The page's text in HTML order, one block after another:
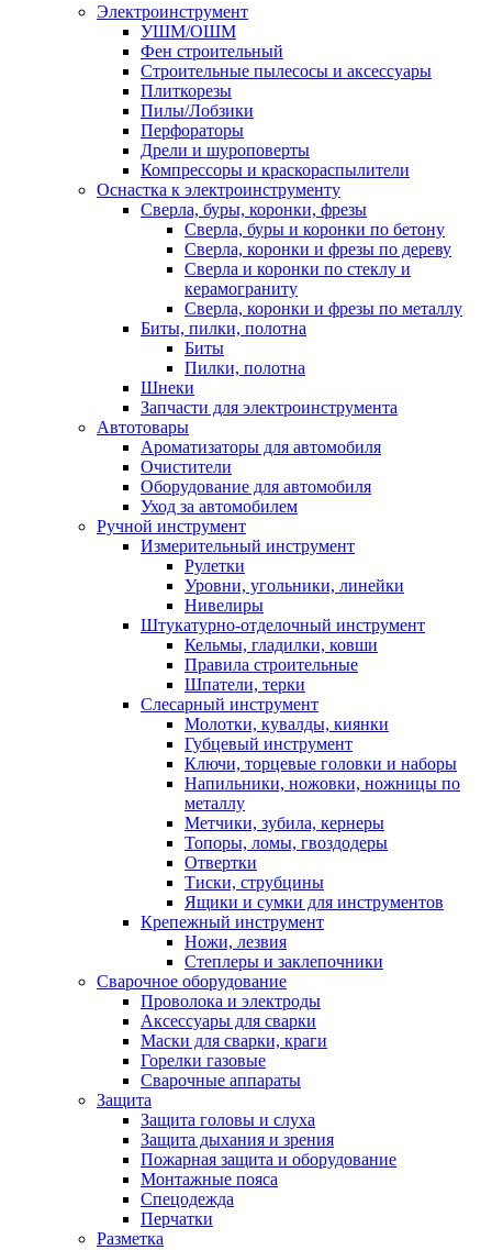
Электроинструмент
УШМ/ОШМ
Фен строительный
Строительные пылесосы и аксессуары
Плиткорезы
Пилы/Лобзики
Перфораторы
Дрели и шуроповерты
Компрессоры и краскораспылители
Оснастка к электроинструменту
Сверла, буры, коронки, фрезы
Сверла, буры и коронки по бетону
Сверла, коронки и фрезы по дереву
Сверла и коронки по стеклу и
керамограниту
Сверла, коронки и фрезы по металлу
Биты, пилки, полотна
Биты
Пилки, полотна
Шнеки
Запчасти для электроинструмента
Автотовары
Ароматизаторы для автомобиля
Очистители
Оборудование для автомобиля
Уход за автомобилем
Ручной инструмент
Измерительный инструмент
Рулетки
Уровни, угольники, линейки
Нивелиры
Штукатурно-отделочный инструмент
Кельмы, гладилки, ковши
Правила строительные
Шпатели, терки
Слесарный инструмент
Молотки, кувалды, киянки
Губцевый инструмент
Ключи, торцевые головки и наборы
Напильники, ножовки, ножницы по
металлу
Метчики, зубила, кернеры
Топоры, ломы, гвоздодеры
Отвертки
Тиски, струбцины
Ящики и сумки для инструментов
Крепежный инструмент
Ножи, лезвия
Степлеры и заклепочники
Сварочное оборудование
Проволока и электроды
Аксессуары для сварки
Маски для сварки, краги
Горелки газовые
Сварочные аппараты
Защита
Защита головы и слуха
Защита дыхания и зрения
Пожарная защита и оборудование
Монтажные пояса
Спецодежда
Перчатки
Разметка